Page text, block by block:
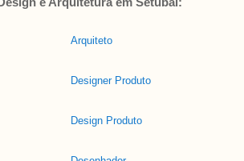
Arquiteto
Designer Produto
Design Produto